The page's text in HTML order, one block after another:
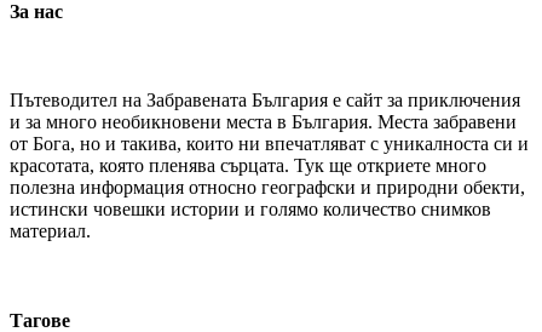
За нас
Пътеводител на Забравената България е сайт за приключения
и за много необикновени места в България. Места забравени
от Бога, но и такива, които ни впечатляват с уникалноста си и
красотата, която пленява сърцата. Тук ще откриете много
полезна информация относно географски и природни обекти,
истински човешки истории и голямо количество снимков
материал.
Тагове